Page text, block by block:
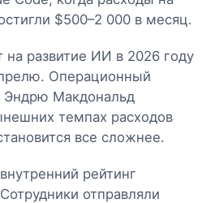
$500–2 000 в месяц.
развитие ИИ в 2026 году
Операционный
Эндрю Макдональд
темпах расходов
все сложнее.
рейтинг
отправляли